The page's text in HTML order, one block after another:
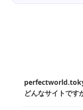
どんなサイトです